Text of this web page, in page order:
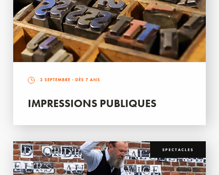
2 SEPTEMBRE - DÈS 7 ANS
IMPRESSIONS PUBLIQUES
SPECTACLES